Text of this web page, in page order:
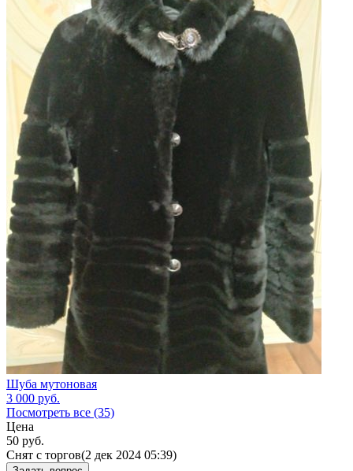
Шуба мутоновая
3 000 руб.
Посмотреть все (35)
Цена
50 руб.
Снят с торгов(2 дек 2024 05:39)